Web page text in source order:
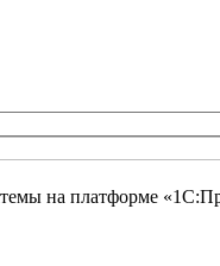
на платформе